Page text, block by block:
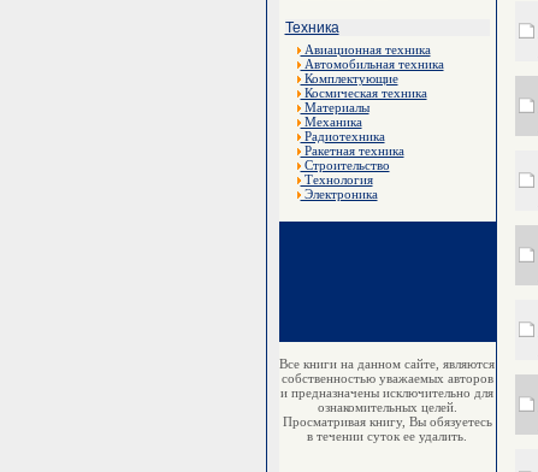
Техника
Авиационная техника
Автомобильная техника
Комплектующие
Космическая техника
Материалы
Механика
Радиотехника
Ракетная техника
Строительство
Технология
Электроника
Все книги на данном сайте, являются
собственностью уважаемых авторов
и предназначены исключительно для
ознакомительных целей.
Просматривая книгу, Вы обязуетесь
в течении суток ее удалить.